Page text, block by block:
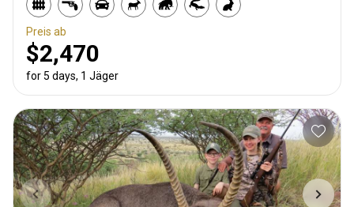
Preis ab
$2,470
for 5 days, 1 Jäger